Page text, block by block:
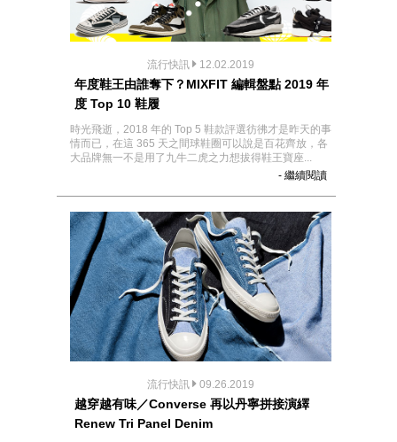
流行快訊 12.02.2019
年度鞋王由誰奪下？MIXFIT 編輯盤點 2019 年
度 Top 10 鞋履
時光飛逝，2018 年的 Top 5 鞋款評選彷彿才是昨天的事
情而已，在這 365 天之間球鞋圈可以說是百花齊放，各
大品牌無一不是用了九牛二虎之力想拔得鞋王寶座...
- 繼續閱讀
流行快訊 09.26.2019
越穿越有味／Converse 再以丹寧拼接演繹
Renew Tri Panel Denim